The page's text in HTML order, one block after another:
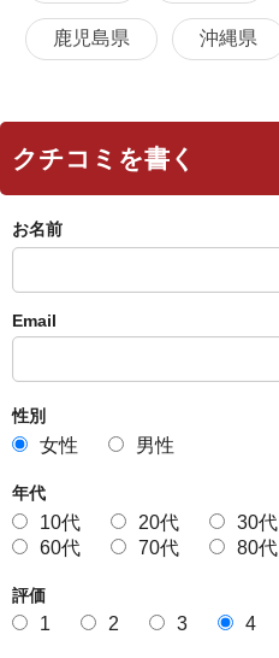
鹿児島県 沖縄県
クチコミを書く
お名前
Email
性別
女性 男性
年代
10代 20代 30代
60代
70代 80代
評価
1 2 3 4